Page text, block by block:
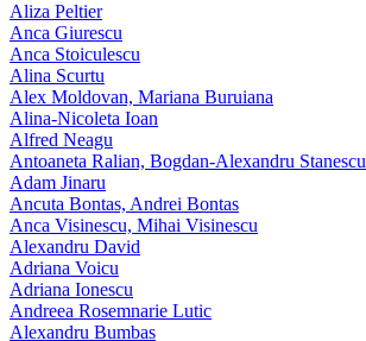
Aliza Peltier
Anca Giurescu
Anca Stoiculescu
Alina Scurtu
Alex Moldovan, Mariana Buruiana
Alina-Nicoleta Ioan
Alfred Neagu
Antoaneta Ralian, Bogdan-Alexandru Stanescu
Adam Jinaru
Ancuta Bontas, Andrei Bontas
Anca Visinescu, Mihai Visinescu
Alexandru David
Adriana Voicu
Adriana Ionescu
Andreea Rosemnarie Lutic
Alexandru Bumbas